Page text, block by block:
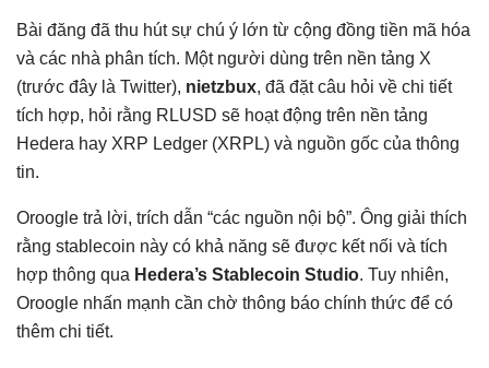
Bài đăng đã thu hút sự chú ý lớn từ cộng đồng tiền mã hóa
và các nhà phân tích. Một người dùng trên nền tảng X
(trước đây là Twitter), nietzbux, đã đặt câu hỏi về chi tiết
tích hợp, hỏi rằng RLUSD sẽ hoạt động trên nền tảng
Hedera hay XRP Ledger (XRPL) và nguồn gốc của thông
tin.
Oroogle trả lời, trích dẫn “các nguồn nội bộ”. Ông giải thích
rằng stablecoin này có khả năng sẽ được kết nối và tích
hợp thông qua Hedera’s Stablecoin Studio. Tuy nhiên,
Oroogle nhấn mạnh cần chờ thông báo chính thức để có
thêm chi tiết.